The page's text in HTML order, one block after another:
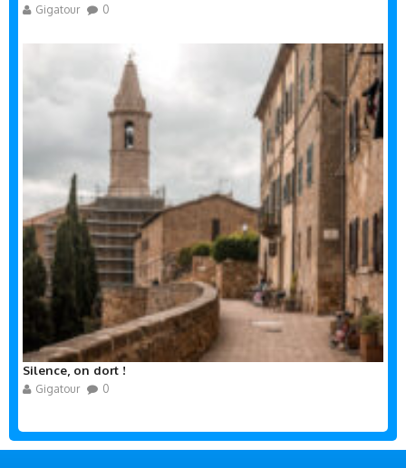
Gigatour 0
Silence, on dort !
Gigatour 0